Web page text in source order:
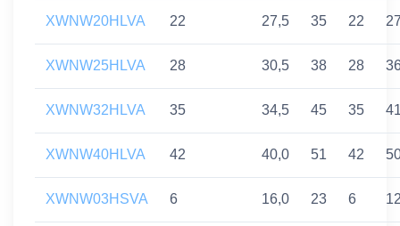
XWNW20HLVA 22 27,5 35 22
XWNW25HLVA 28 30,5 38 28
XWNW32HLVA 35 34,5 45 35
XWNW40HLVA 42 40,0 51 42
XWNW03HSVA 6 16,0 23 6